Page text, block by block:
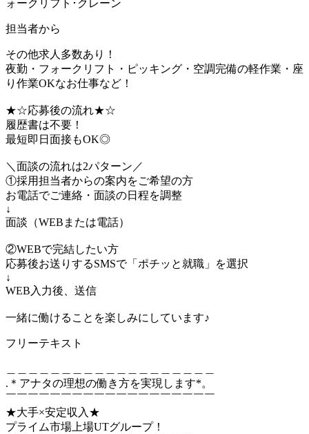
ォークリフト･クレーン
担当者から
その他求人多数あり！
夜勤・フォークリフト・ピッキング・空調完備の軽作業・座
り作業OKなお仕事など！
★☆応募後の流れ★☆
履歴書は不要！
最短即日面接もOK◎
＼面談の流れは2パターン／
①採用担当者からの案内をご希望の方
お電話でご連絡・面談の日程を調整
↓
面談（WEBまたは電話）
②WEBで完結したい方
応募後お送りするSMSで「ポチッと就職」を選択
↓
WEB入力後、送信
一緒に働けることを楽しみにしています♪
フリーテキスト
.＊アナタの理想の働き方を実現します*。
￣￣￣￣￣￣￣￣￣￣￣￣￣￣￣￣￣￣￣
★大手×安定収入★
プライム市場上場UTグループ！